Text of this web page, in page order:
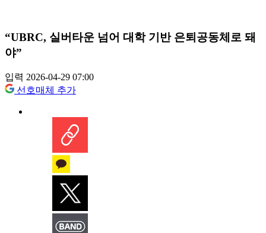
“UBRC, 실버타운 넘어 대학 기반 은퇴공동체로 돼
야”
입력 2026-04-29 07:00
선호매체 추가